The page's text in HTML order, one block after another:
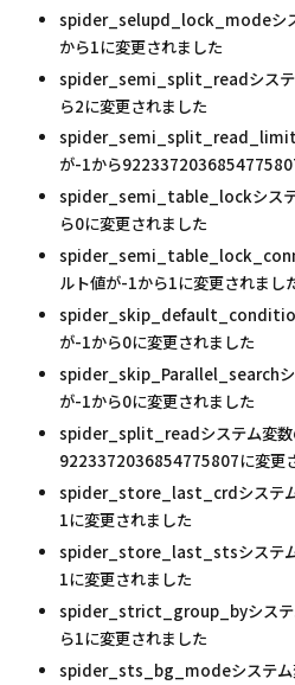
spider_selupd_lock_modeシ
から1に変更されました
spider_semi_split_readシステ
ら2に変更されました
spider_semi_split_read_limit
が-1から
spider_semi_table_lockシステ
ら0に変更されました
ルト値が-1から1に変更されまし
spider_skip_default_condition
が-1から0に変更されました
spider_skip_Parallel_searchシ
が-1から0に変更されました
spider_split_readシステム変数
9223372036854775807に変更
spider_store_last_crdシステム
1に変更されました
spider_store_last_stsシステム
1に変更されました
spider_strict_group_byシステ
ら1に変更されました
spider_sts_bg_modeシステム